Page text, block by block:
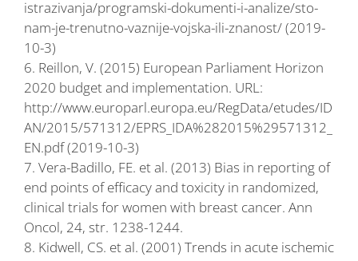
istrazivanja/programski-dokumenti-i-analize/sto-
nam-je-trenutno-vaznije-vojska-ili-znanost/ (2019-
10-3)
6. Reillon, V. (2015) European Parliament Horizon
2020 budget and implementation. URL:
http://www.europarl.europa.eu/RegData/etudes/ID
AN/2015/571312/EPRS_IDA%282015%29571312_
EN.pdf (2019-10-3)
7. Vera-Badillo, FE. et al. (2013) Bias in reporting of
end points of efficacy and toxicity in randomized,
clinical trials for women with breast cancer. Ann
Oncol, 24, str. 1238-1244.
8. Kidwell, CS. et al. (2001) Trends in acute ischemic